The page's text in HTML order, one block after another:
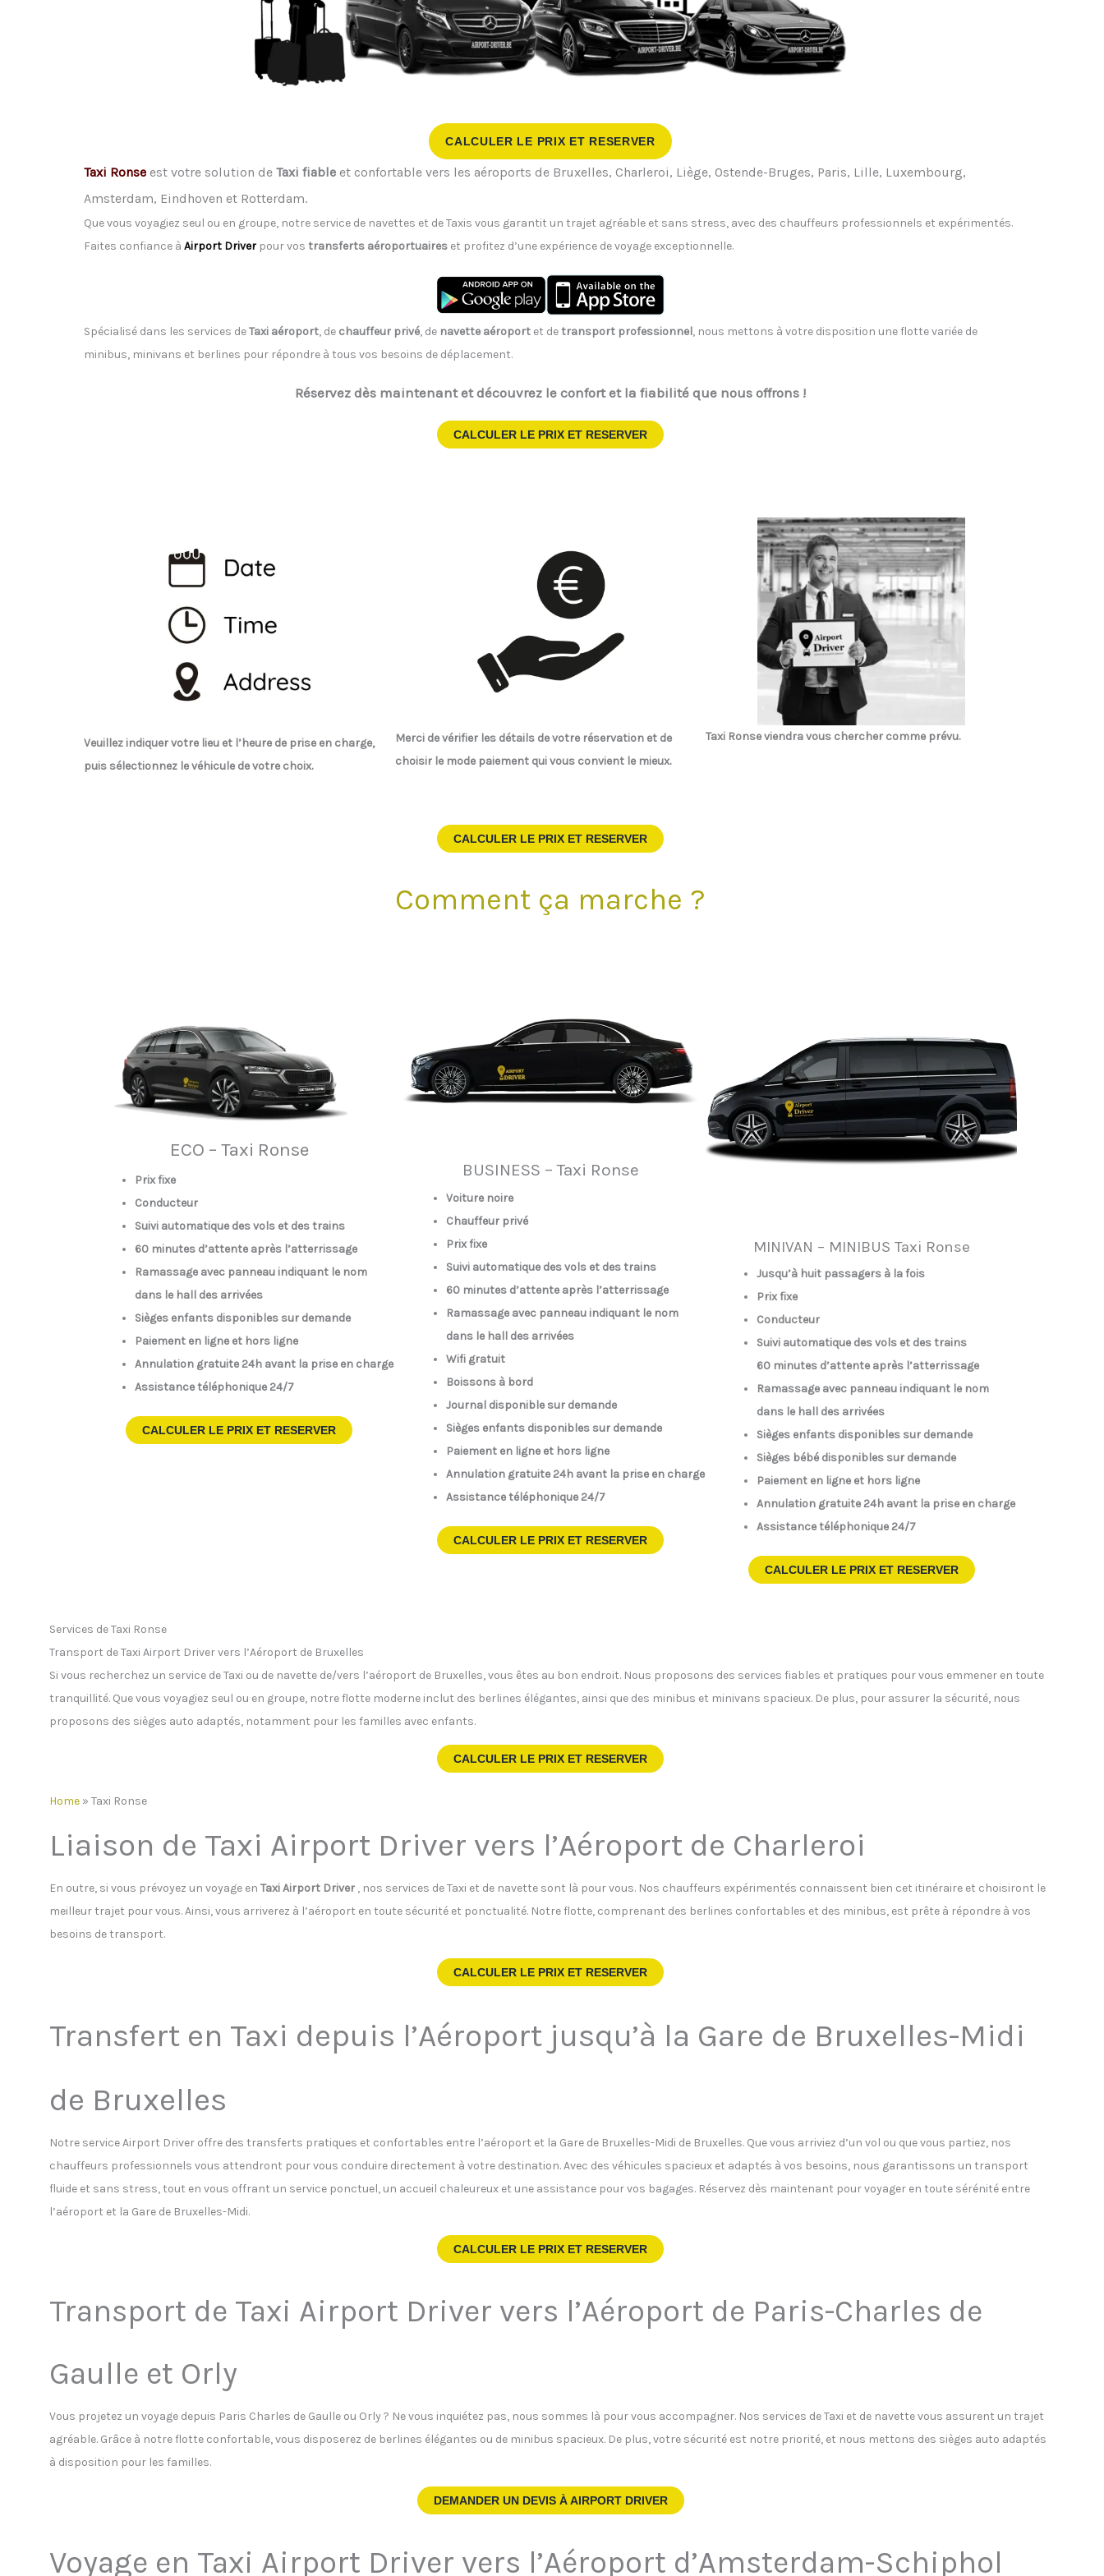
CALCULER LE PRIX ET RESERVER
Taxi Ronse est votre solution de Taxi fiable et confortable vers les aéroports de Bruxelles, Charleroi, Liège, Ostende-Bruges, Paris, Lille, Luxembourg,
Amsterdam, Eindhoven et Rotterdam.
Que vous voyagiez seul ou en groupe, notre service de navettes et de Taxis vous garantit un trajet agréable et sans stress, avec des chauffeurs professionnels et expérimentés.
Faites confiance à Airport Driver pour vos transferts aéroportuaires et profitez d’une expérience de voyage exceptionnelle.
Spécialisé dans les services deTaxi aéroport, de chauffeur privé, de navette aéroport et detransport professionnel, nous mettons à votre disposition une flotte variée de
minibus, minivans et berlines pour répondre à tous vos besoins de déplacement.
Réservez dès maintenant et découvrez le confort et la fiabilité que nous offrons !
CALCULER LE PRIX ET RESERVER
Veuillez indiquer votre lieu et l’heure de prise en charge,
puis sélectionnez le véhicule de votre choix.
Merci de vérifier les détails de votre réservation et de
choisir le mode paiement qui vous convient le mieux.
Taxi Ronseviendra vous chercher comme prévu.
CALCULER LE PRIX ET RESERVER
Comment ça marche ?
ECO – Taxi Ronse
Prix fixe
Conducteur
Suivi automatique des vols et des trains
60 minutes d’attente après l’atterrissage
Ramassage avec panneau indiquant le nom
dans le hall des arrivées
Sièges enfants disponibles sur demande
Paiement en ligne et hors ligne
Annulation gratuite 24h avant la prise en charge
Assistance téléphonique 24/7
CALCULER LE PRIX ET RESERVER
BUSINESS – Taxi Ronse
Voiture noire
Chauffeur privé
Prix fixe
Suivi automatique des vols et des trains
60 minutes d’attente après l’atterrissage
Ramassage avec panneau indiquant le nom
dans le hall des arrivées
Wifi gratuit
Boissons à bord
Journal disponible sur demande
Sièges enfants disponibles sur demande
Paiement en ligne et hors ligne
Annulation gratuite 24h avant la prise en charge
Assistance téléphonique 24/7
CALCULER LE PRIX ET RESERVER
MINIVAN – MINIBUS Taxi Ronse
Jusqu’à huit passagers à la fois
Prix fixe
Conducteur
Suivi automatique des vols et des trains
60 minutes d’attente après l’atterrissage
Ramassage avec panneau indiquant le nom
dans le hall des arrivées
Sièges enfants disponibles sur demande
Sièges bébé disponibles sur demande
Paiement en ligne et hors ligne
Annulation gratuite 24h avant la prise en charge
Assistance téléphonique 24/7
CALCULER LE PRIX ET RESERVER
Services de Taxi Ronse
Transport de Taxi Airport Driver vers l’Aéroport de Bruxelles
Si vous recherchez un service de Taxi ou de navette de/vers l’aéroport de Bruxelles, vous êtes au bon endroit. Nous proposons des services fiables et pratiques pour vous emmener en toute
tranquillité. Que vous voyagiez seul ou en groupe, notre flotte moderne inclut des berlines élégantes, ainsi que des minibus et minivans spacieux. De plus, pour assurer la sécurité, nous
proposons des sièges auto adaptés, notamment pour les familles avec enfants.
CALCULER LE PRIX ET RESERVER
Home » Taxi Ronse
Liaison de Taxi Airport Driver vers l’Aéroport de Charleroi
En outre, si vous prévoyez un voyage en Taxi Airport Driver , nos services de Taxi et de navette sont là pour vous. Nos chauffeurs expérimentés connaissent bien cet itinéraire et choisiront le
meilleur trajet pour vous. Ainsi, vous arriverez à l’aéroport en toute sécurité et ponctualité. Notre flotte, comprenant des berlines confortables et des minibus, est prête à répondre à vos
besoins de transport.
CALCULER LE PRIX ET RESERVER
Transfert en Taxi depuis l’Aéroport jusqu’à la Gare de Bruxelles-Midi
de Bruxelles
Notre service Airport Driver offre des transferts pratiques et confortables entre l’aéroport et la Gare de Bruxelles-Midi de Bruxelles. Que vous arriviez d’un vol ou que vous partiez, nos
chauffeurs professionnels vous attendront pour vous conduire directement à votre destination. Avec des véhicules spacieux et adaptés à vos besoins, nous garantissons un transport
fluide et sans stress, tout en vous offrant un service ponctuel, un accueil chaleureux et une assistance pour vos bagages. Réservez dès maintenant pour voyager en toute sérénité entre
l’aéroport et la Gare de Bruxelles-Midi.
CALCULER LE PRIX ET RESERVER
Transport de Taxi Airport Driver vers l’Aéroport de Paris-Charles de
Gaulle et Orly
Vous projetez un voyage depuis Paris Charles de Gaulle ou Orly ? Ne vous inquiétez pas, nous sommes là pour vous accompagner. Nos services de Taxi et de navette vous assurent un trajet
agréable. Grâce à notre flotte confortable, vous disposerez de berlines élégantes ou de minibus spacieux. De plus, votre sécurité est notre priorité, et nous mettons des sièges auto adaptés
à disposition pour les familles.
DEMANDER UN DEVIS ÀAIRPORT DRIVER
Voyage en Taxi Airport Driver vers l’Aéroport d’Amsterdam-Schiphol